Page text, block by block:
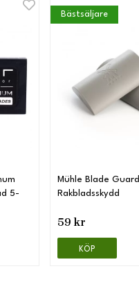
5-
Bästsäljare
Mühle Blade Guard
Rakbladsskydd
59 kr
KÖP